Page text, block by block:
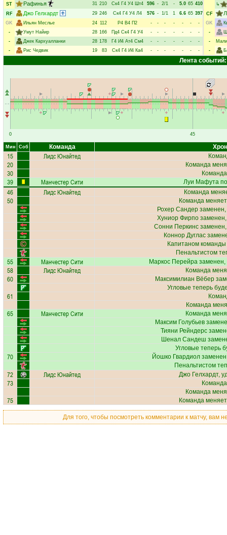
ST
Рафинья 31 210 Ск4 Г4 У4 Шт4 596 - 2/1 - 5.0 65 410
RF
Джо Гелхардт 29 246 Ск4 Г4 У4 Л4 576 - 1/1 1 6.6 65 397
GK
Ильян Меслье 24 112 Р4 В4 П2 - - - - - -
-
-
Умут Найир 28 166 Пд4 Ск4 Г4 У4 - - - - - -
-
-
Джек Кархуалланки 28 178 Г4 И4 Ат4 См4 - - - - - -
-
-
Рис Чедвик 19 83 Ск4 Г4 И4 Ка4 - - - - - - -
↳
CF
GK
-
-
-
Лента событий:
0 45
Мин Соб Команда
15 Лидс Юнайтед
20 Команда
30
39 Манчестер Сити Луи Мафута
46 Лидс Юнайтед Команда
50
Команда
Рохер Сандерзаменен,
Хуниор Фирпо
Сонни Перкинс
Коннор Дуглас
Капитаном
Пенальтистом
55 Манчестер Сити Маркос Перейразаменен,
58 Лидс Юнайтед Команда
60 Максимилиан Вёбер
Угловые теперь
61
Команда
65 Манчестер Сити
Команда
Максим Голубьев
Тияни Рейндерс
Шенал Сандеш
Угловые теперь
70 Йошко Гвардиол
Пенальтистом
72 Лидс Юнайтед Джо Гелхардт,
73
Команда
75 Команда
Для того, чтобы посмотреть комментарии к матчу, вам